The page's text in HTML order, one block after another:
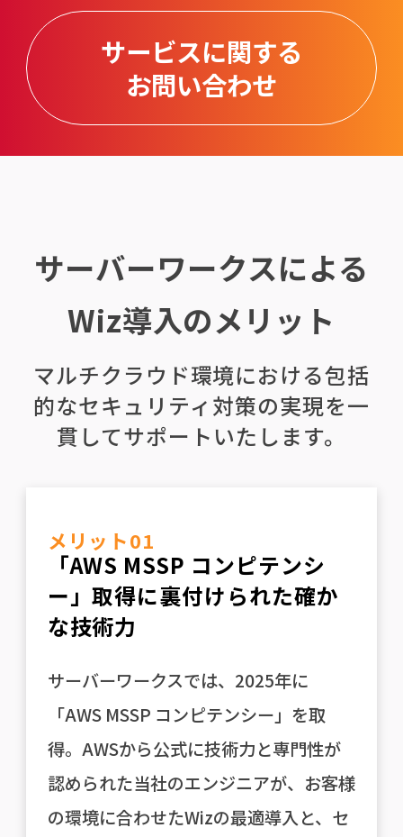
サービスに関する
お問い合わせ
サーバーワークスによる
Wiz導入のメリット
マルチクラウド環境における包括
的なセキュリティ対策の実現を一
貫してサポートいたします。
メリット01
「AWS MSSP コンピテンシ
ー」取得に裏付けられた確か
な技術力
サーバーワークスでは、2025年に
「AWS MSSP コンピテンシー」を取
得。AWSから公式に技術力と専門性が
認められた当社のエンジニアが、お客様
の環境に合わせたWizの最適導入と、セ